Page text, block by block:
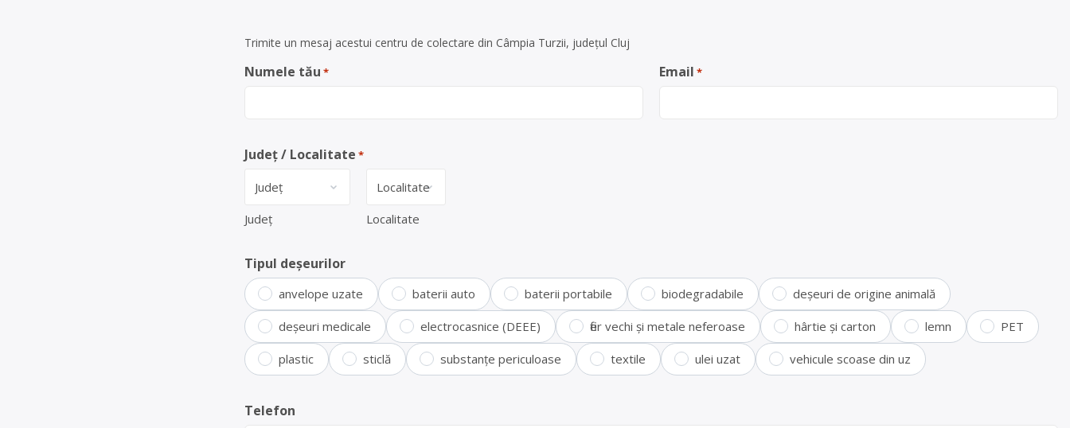
Trimite un mesaj acestui centru de colectare din Câmpia Turzii, județul Cluj
Numele tău * Email *
Județ / Localitate *
Județ Localitate
Tipul deșeurilor
anvelope uzate baterii auto baterii portabile biodegradabile deșeuri de origine animală
deșeuri medicale electrocasnice (DEEE) fier vechi și metale neferoase hârtie și carton lemn PET
plastic sticlă substanțe periculoase textile ulei uzat vehicule scoase din uz
Telefon